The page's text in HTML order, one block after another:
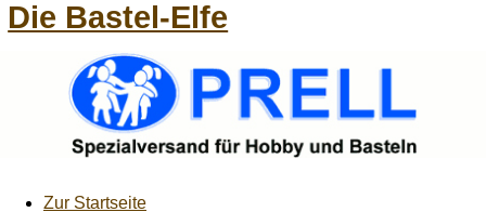
Die Bastel-Elfe
Zur Startseite